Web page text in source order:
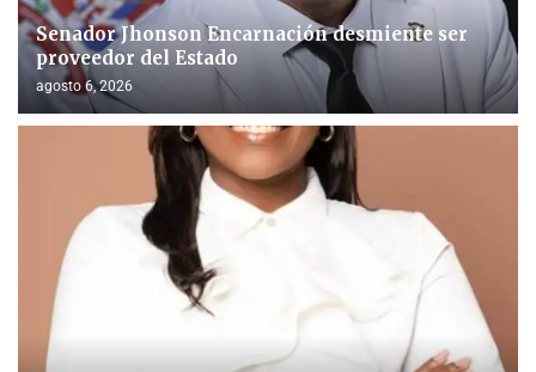
Senador Jhonson Encarnación desmiente ser
proveedor del Estado
agosto 6, 2026